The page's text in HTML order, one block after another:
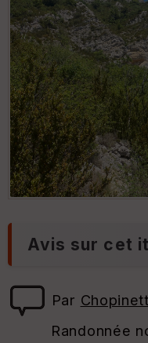
Avis sur cet
Par
Randonnée